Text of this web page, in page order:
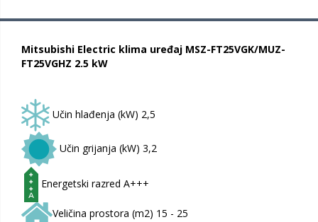
Mitsubishi Electric klima uređaj MSZ-FT25VGK/MUZ-
FT25VGHZ 2.5 kW
Učin hlađenja (kW) 2,5
Učin grijanja (kW) 3,2
Energetski razred A+++
Veličina prostora (m2) 15 - 25